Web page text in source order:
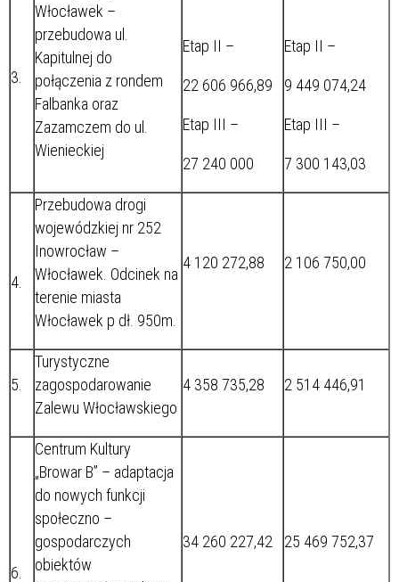
3.
Włocławek –
przebudowa ul.
Kapitulnej do
połączenia z rondem
Falbanka oraz
Zazamczem do ul.
Wienieckiej
Etap II –
22 606 966,89
Etap III –
27 240 000
Etap II –
9 449 074,24
Etap III –
7 300 143,03
4.
Przebudowa drogi
wojewódzkiej nr 252
Inowrocław –
Włocławek. Odcinek na
terenie miasta
Włocławek p dł. 950m.
4 120 272,88 2 106 750,00
5.
Turystyczne
zagospodarowanie
Zalewu Włocławskiego
4 358 735,28 2 514 446,91
6.
Centrum Kultury
„Browar B” – adaptacja
do nowych funkcji
społeczno –
gospodarczych
obiektów
34 260 227,42 25 469 752,37